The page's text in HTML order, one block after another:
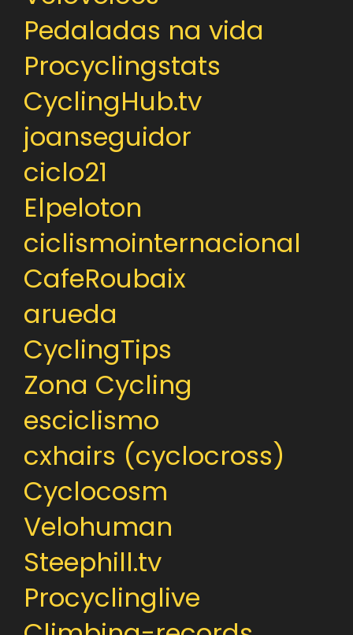
Pedaladas na vida
Procyclingstats
CyclingHub.tv
joanseguidor
ciclo21
Elpeloton
ciclismointernacional
CafeRoubaix
arueda
CyclingTips
Zona Cycling
esciclismo
cxhairs (cyclocross)
Cyclocosm
Velohuman
Steephill.tv
Procyclinglive